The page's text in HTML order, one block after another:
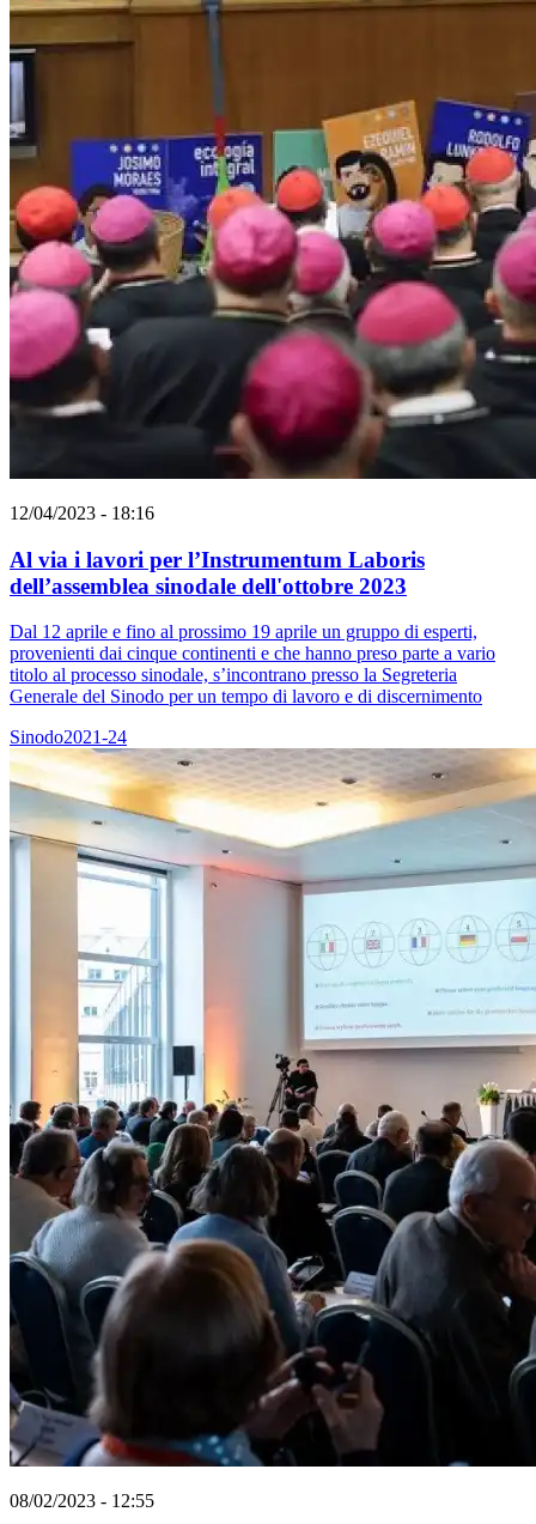
12/04/2023 - 18:16
Al via i lavori per l’Instrumentum Laboris
dell’assemblea sinodale dell'ottobre 2023
Dal 12 aprile e fino al prossimo 19 aprile un gruppo di esperti,
provenienti dai cinque continenti e che hanno preso parte a vario
titolo al processo sinodale, s’incontrano presso la Segreteria
Generale del Sinodo per un tempo di lavoro e di discernimento
Sinodo2021-24
08/02/2023 - 12:55